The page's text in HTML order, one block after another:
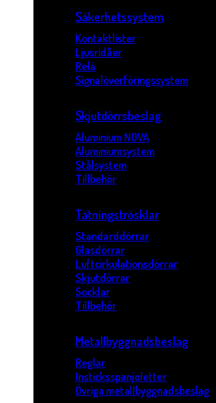
Säkerhetssystem
Kontaktlister
Ljusridåer
Relä
Signalöverföringssystem
Skjutdörrsbeslag
Aluminium NOVA
Aluminiumsystem
Stålsystem
Tillbehör
Tätningströsklar
Standarddörrar
Glasdörrar
Luftcirkulationsdörrar
Skjutdörrar
Socklar
Tillbehör
Metallbyggnadsbeslag
Reglar
Insticksspanjoletter
Övriga metallbyggnadsbeslag